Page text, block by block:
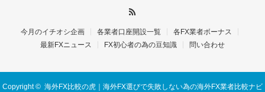
今月のイチオシ企画 各業者口座開設一覧
各FX業者ボーナス
最新FXニュース
FX初心者の為の豆知識 問い合わせ
Copyright © 海外FX比較の虎｜海外FX選びで失敗しない為の海外FX業者比較ナビ